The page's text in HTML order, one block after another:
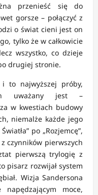
przenieść się do
gorsze – połączyć z
o świat cieni jest on
tylko że w całkowicie
wszystko, co dzieje
drugiej stronie.
to najwyższej próby,
uważany jest –
w kwestiach budowy
niemalże każde jego
po „Rozjemcę”,
czynników pierwszych
pierwszą trylogię z
pisarz rozwijał system
Wizja Sandersona
moce,